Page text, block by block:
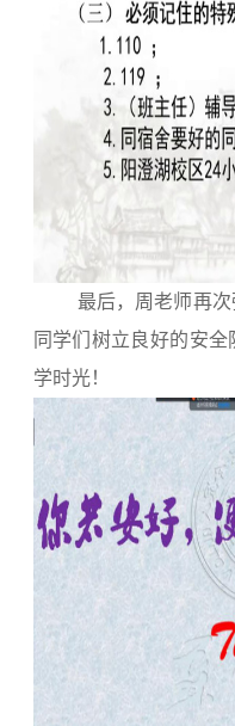
最后，周老师再
同学们树立良好的安
学时光！